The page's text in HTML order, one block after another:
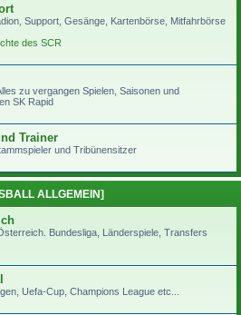
Support, Gesänge, Kartenbörse, Mitfahrbörse
des SCR
zu vergangen Spielen, Saisonen und
SK Rapid
Trainer
und Tribünensitzer
ALLGEMEIN]
Bundesliga, Länderspiele, Transfers
Uefa-Cup, Champions League etc...